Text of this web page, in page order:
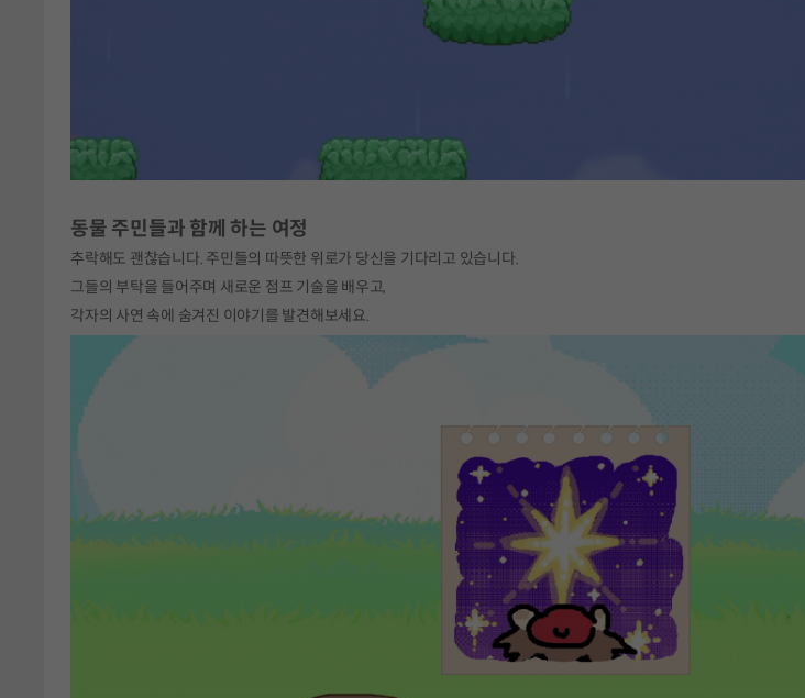
동물 주민들과 함께 하는 여정
추락해도 괜찮습니다. 주민들의 따뜻한 위로가 당신을 기다리고 있습니다.
그들의 부탁을 들어주며 새로운 점프 기술을 배우고,
각자의 사연 속에 숨겨진 이야기를 발견해보세요.